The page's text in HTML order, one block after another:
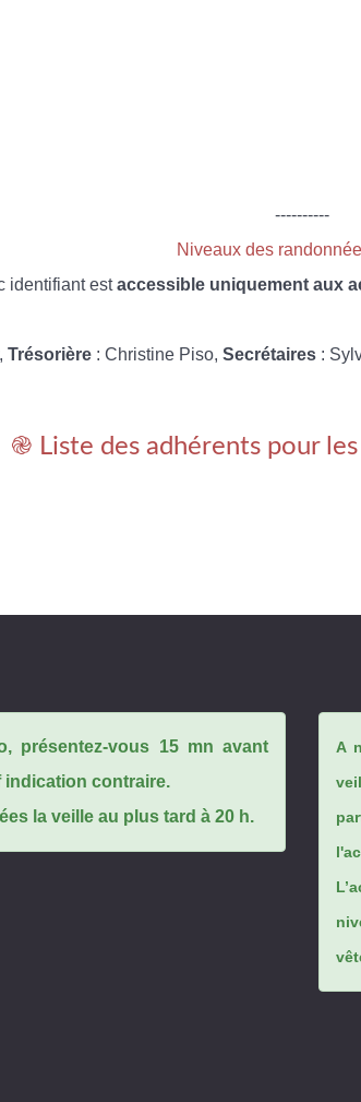
----------
Niveaux des
identifiant estaccessible uniquement aux
Trésorière : Christine Piso, Secrétaires :
֎ Liste des adhérents pour
présentez-vous 15 mn avant
indication contraire.
la veille au plus tard à 20 h.
A